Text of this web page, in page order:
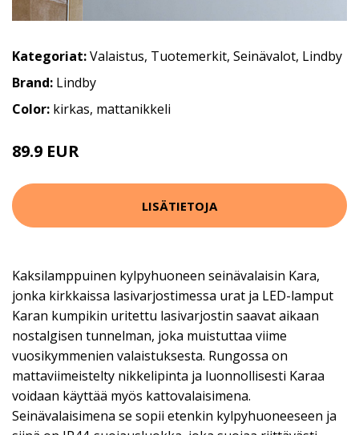
Kategoriat:Valaistus, Tuotemerkit, Seinävalot, Lindby
Brand: Lindby
Color: kirkas, mattanikkeli
89.9 EUR
LISÄTIETOJA
Kaksilamppuinen kylpyhuoneen seinävalaisin Kara,
jonka kirkkaissa lasivarjostimessa urat ja LED-lamput
Karan kumpikin uritettu lasivarjostin saavat aikaan
nostalgisen tunnelman, joka muistuttaa viime
vuosikymmenien valaistuksesta. Rungossa on
mattaviimeistelty nikkelipinta ja luonnollisesti Karaa
voidaan käyttää myös kattovalaisimena.
Seinävalaisimena se sopii etenkin kylpyhuoneeseen ja